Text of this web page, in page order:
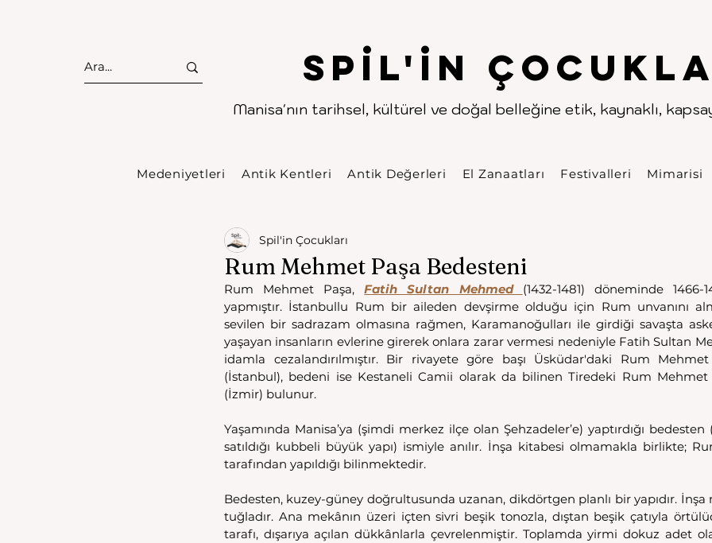
Spıl'in
Manisa'nın tarihsel, kültürel ve doğal belleğine etik, kaynaklı,
. .
Medeniyetleri Antik Kentleri Antik Değerleri El Zanaatları Festivalleri Mimarisi
Rum Mehmet Paşa Bedesteni
Spil'in Çocukları
Rum Mehmet Paşa, Fatih Sultan Mehmed (1432-1481) döneminde 1466-
yapmıştır. İstanbullu Rum bir aileden devşirme olduğu için Rum unvanını
sevilen bir sadrazam olmasına rağmen, Karamanoğulları ile girdiği savaşta
yaşayan insanların evlerine girerek onlara zarar vermesi nedeniyle Fatih Sultan
idamla cezalandırılmıştır. Bir rivayete göre başı Üsküdar'daki Rum
(İstanbul), bedeni ise Kestaneli Camii olarak da bilinen Tiredeki Rum
(İzmir) bulunur.
Yaşamında Manisa’ya (şimdi merkez ilçe olan Şehzadeler’e) yaptırdığı bedesten
satıldığı kubbeli büyük yapı) ismiyle anılır. İnşa kitabesi olmamakla birlikte;
tarafından yapıldığı bilinmektedir.
Bedesten, kuzey-güney doğrultusunda uzanan, dikdörtgen planlı bir yapıdır. İnşa
tuğladır. Ana mekânın üzeri içten sivri beşik tonozla, dıştan beşik çatıyla
tarafı, dışarıya açılan dükkânlarla çevrelenmiştir. Toplamda yirmi dokuz adet